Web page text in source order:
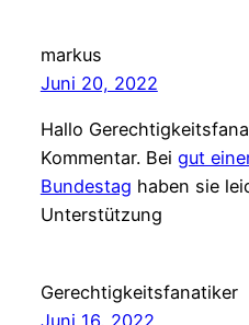
markus
Juni 20, 2022
Hallo
Kommentar. Bei gut
Bundestag haben sie
Unterstützung
Gerechtigkeitsfanatiker